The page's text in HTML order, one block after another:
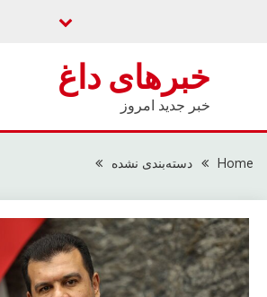
خبرهای داغ
خبر جدید امروز
Home دسته‌بندی نشده